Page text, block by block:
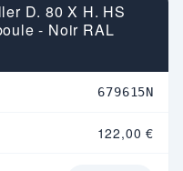
D. 80 X H. HS
- Noir RAL
679615N
122,00 €